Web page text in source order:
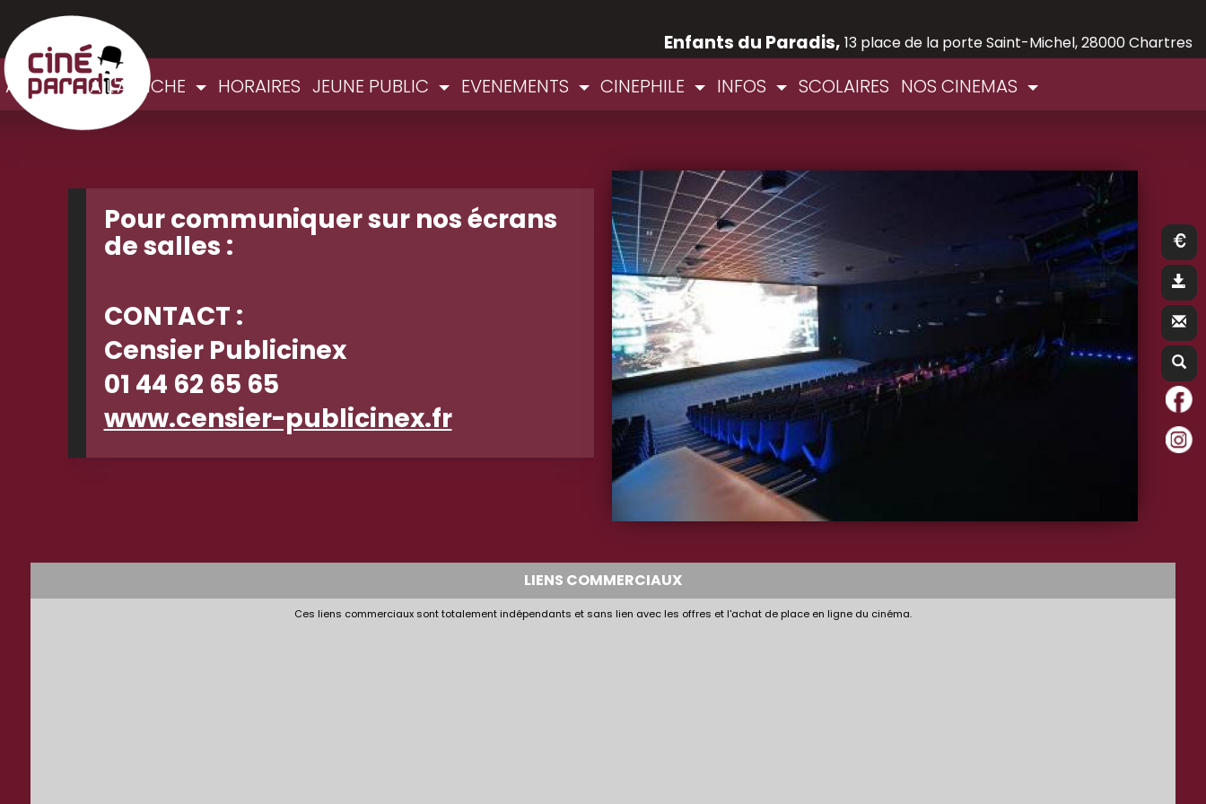
Enfants du Paradis, 13 place de la porte Saint-Michel, 28000 Chartres
ACCUEIL A L'AFFICHE HORAIRES JEUNE PUBLIC EVENEMENTS CINEPHILE INFOS SCOLAIRES NOS CINEMAS
Pour communiquer sur nos écrans
de salles :
CONTACT :
Censier Publicinex
01 44 62 65 65
www.censier-publicinex.fr
LIENS COMMERCIAUX
Ces liens commerciaux sont totalement indépendants et sans lien avec les offres et l'achat de place en ligne du cinéma.